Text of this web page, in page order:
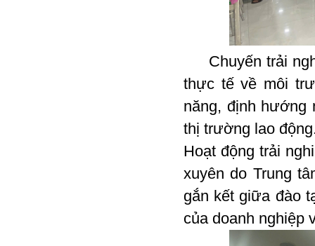
Chuyến trải
thực tế về môi
năng, định hướng
thị trường lao
Hoạt động trải
xuyên do Trung
gắn kết giữa đào
của doanh nghiệp